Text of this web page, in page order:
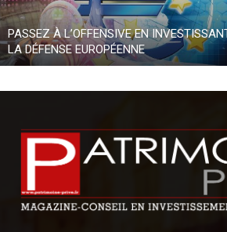
PASSEZ À L’OFFENSIVE EN
LA DÉFENSE EUROPÉENNE